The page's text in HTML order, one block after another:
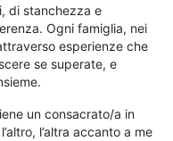
di stanchezza e
Ogni famiglia, nei
esperienze che
se superate, e
un consacrato/a in
l’altra accanto a me